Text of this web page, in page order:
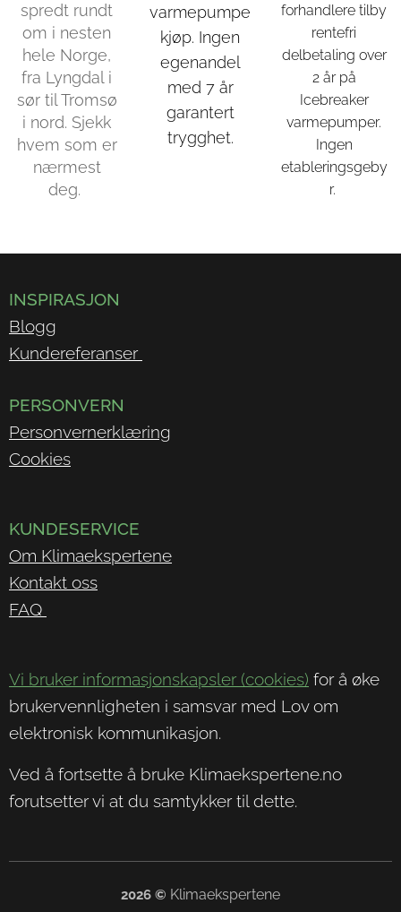
spredt rundt
om i nesten
hele Norge,
fra Lyngdal i
sør til Tromsø
i nord. Sjekk
hvem som er
nærmest
deg.
varmepumpe
kjøp. Ingen
egenandel
med 7 år
garantert
trygghet.
forhandlere tilby
rentefri
delbetaling over
2 år på
Icebreaker
varmepumper.
Ingen
etableringsgeby
r.
INSPIRASJON
Blogg
Kundereferanser
PERSONVERN
Personvernerklæring
Cookies
KUNDESERVICE
Om Klimaekspertene
Kontakt oss
FAQ
Vi bruker informasjonskapsler (cookies) for å øke
brukervennligheten i samsvar med Lov om
elektronisk kommunikasjon.
Ved å fortsette å bruke Klimaekspertene.no
forutsetter vi at du samtykker til dette.
2026 © Klimaekspertene